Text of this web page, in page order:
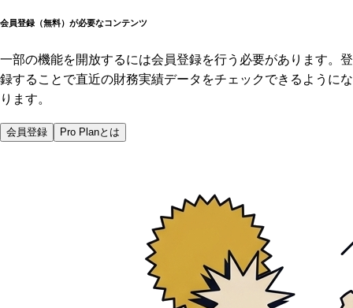
会員登録（無料）が必要なコンテンツ
一部の機能を開放するには会員登録を行う必要があります。登
録することで直近の財務実績データをチェックできるようにな
ります。
会員登録 Pro Planとは